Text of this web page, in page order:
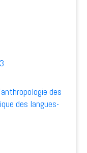
des
des langues-